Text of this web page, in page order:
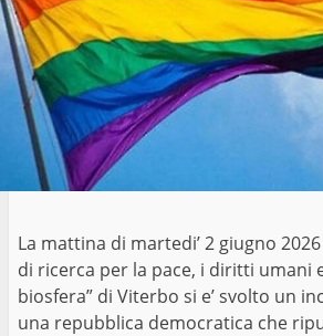
La mattina di martedi’ 2 giugno
di ricerca per la pace, i diritti umani
biosfera” di Viterbo si e’ svolto un
una repubblica democratica che